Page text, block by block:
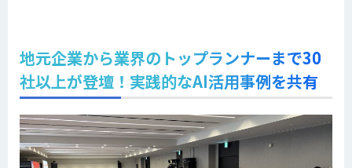
地元企業から業界のトップランナーまで30
社以上が登壇！実践的なAI活用事例を共有